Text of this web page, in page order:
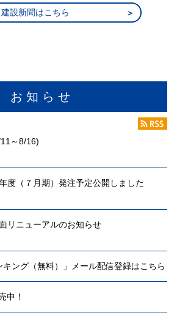
お 知 ら せ
～8/16)
度（７月期）発注予定公開しました
リニューアルのお知らせ
キング（無料）」メール配信登録はこちら
中！
建設新聞はこちら